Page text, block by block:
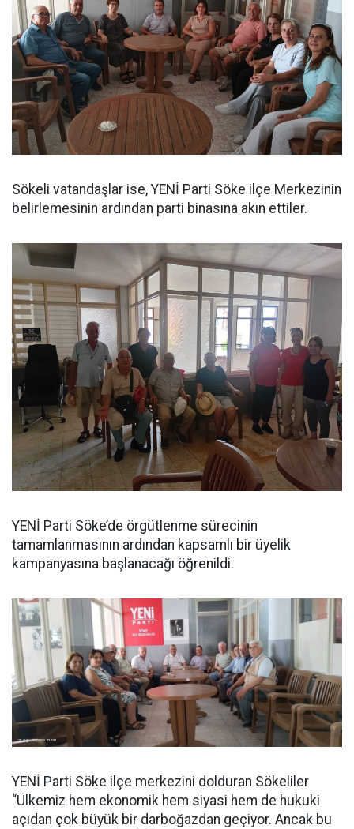
Sökeli vatandaşlar ise, YENİ Parti Söke ilçe Merkezinin
belirlemesinin ardından parti binasına akın ettiler.
YENİ Parti Söke’de örgütlenme sürecinin
tamamlanmasının ardından kapsamlı bir üyelik
kampanyasına başlanacağı öğrenildi.
YENİ Parti Söke ilçe merkezini dolduran Sökeliler
“Ülkemiz hem ekonomik hem siyasi hem de hukuki
açıdan çok büyük bir darboğazdan geçiyor. Ancak bu